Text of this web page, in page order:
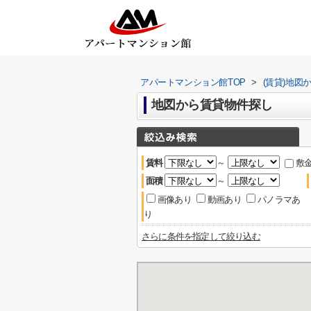
アパートマンション館TOP > (賃貸)地図
地図から賃貸物件探し
賃料 ～
敷
面積
～
画像あり
動画あり
パノラマあ
り
さらに条件を指定して絞り込む